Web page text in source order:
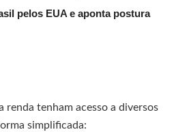
pelos EUA e aponta postura
renda tenham acesso a diversos
simplificada: